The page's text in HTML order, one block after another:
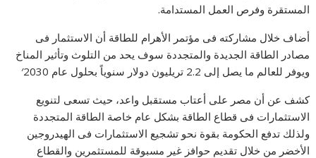
المستقرة وفرص العمل المستدامة.
أضاف خلال مشاركته فى مؤتمر الأهرام للطاقة أن الاستثمار فى
مصادر الطاقة الجديدة والمتجددة سوف يحد من التلوث وتأثير المناخ
ويوفر للعالم ما يصل إلى 2.2 تريليون دولار سنوياً بحلول عام 2030′
كشف عن أن مصر على أعتاب مستقبل واعد، حيث تسعى لتنويع
الاستثمارات فى قطاع الطاقة بشكل عام خاصة الطاقة المتجددة
ولذلك تدفع الحكومة بقوة نحو تشجيع الاستثمارات فى الهيدروجين
الأخضر من خلال تقديم حوافز غير مسبوقة للمستثمرين والقطاع